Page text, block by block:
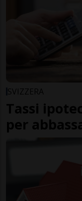
SVIZZERA
Tassi
per